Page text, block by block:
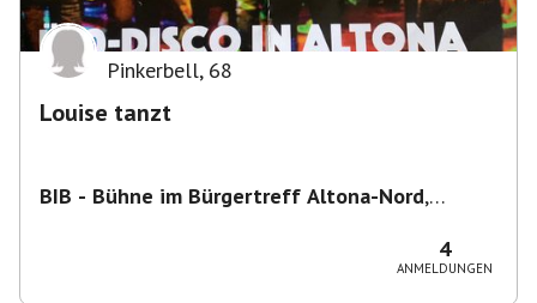
Pinkerbell, 68
Louise tanzt
BIB - Bühne im Bürgertreff Altona-Nord,
4
ANMELDUNGEN